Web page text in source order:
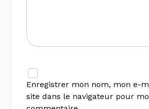
Enregistrer mon nom, mon e-
site dans le navigateur pour